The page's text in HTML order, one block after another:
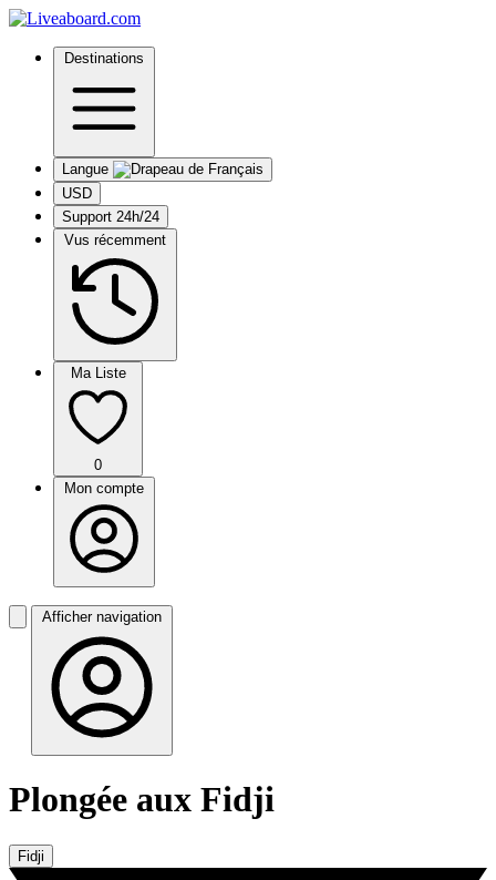
Destinations
Langue
USD
Support 24h/24
Vus récemment
Ma Liste
0
Mon compte
Afficher navigation
Plongée aux Fidji
Fidji